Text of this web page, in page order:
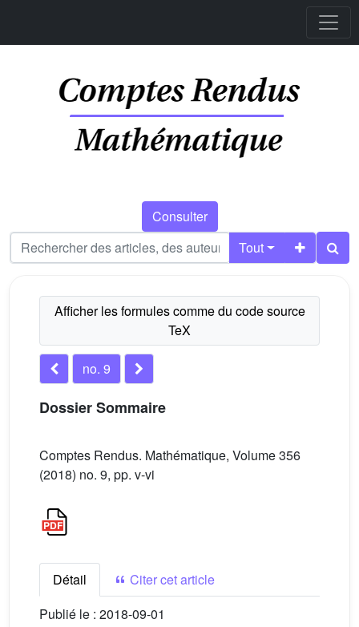
Consulter
Tout
no. 9
Dossier Sommaire
Comptes Rendus. Mathématique, Volume 356
(2018) no. 9, pp. v-vi
Détail
Citer cet article
Publié le : 2018-09-01